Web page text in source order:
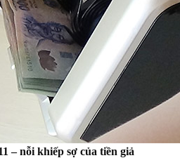
– nỗi khiếp sợ của tiền giả